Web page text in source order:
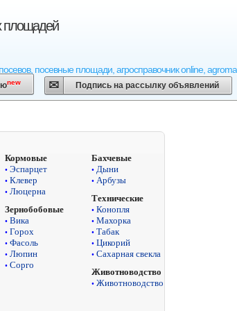
площадей
посевные площади, агросправочник online,
new Подпись на рассылку объявлений
Кормовые
• Эспарцет
• Клевер
• Люцерна
Зернобобовые
• Вика
• Горох
• Фасоль
• Люпин
• Сорго
Бахчевые
• Дыни
• Арбузы
Технические
• Конопля
• Махорка
• Табак
• Цикорий
• Сахарная свекла
Животноводство
• Животноводство